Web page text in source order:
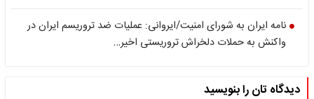
نامه ایران به شورای امنیت/ایروانی: عملیات ضد تروریسم ایران در
واکنش به حملات دلخراش تروریستی اخیر…
دیدگاه تان را بنویسید